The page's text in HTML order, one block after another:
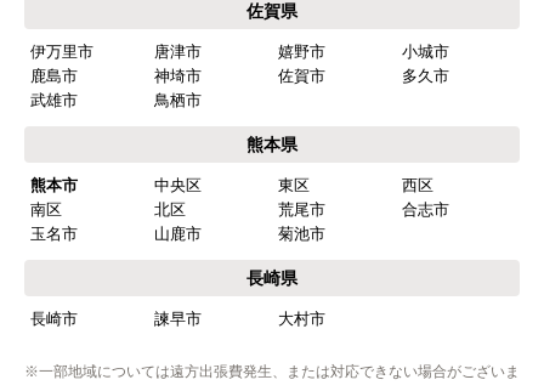
文時期】2026年03月頃（モバイルから）
【このショップを選んだ理由は？】
商品価格がお手頃だった
【注文からどのくらいで届きましたか？】
忘れました
【その他感想・コメント】
工事は土曜日に申し込んだが、
たので、仕事を1日休まなければならなかった。
佐賀県
伊万里市 唐津市 嬉野市
小城市
鹿島市
神埼市 佐賀市
多久市
武雄市
鳥栖市
熊本県
熊本市 中央区 東区
西区
南区
北区 荒尾市
合志市
玉名市
山鹿市 菊池市
長崎県
長崎市 諫早市 大村市
※一部地域については遠方出張費発生、または対応できない場合がございま